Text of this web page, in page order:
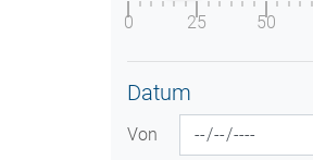
0 25 50
Datum
Von